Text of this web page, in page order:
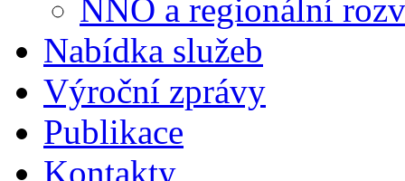
NNO a regionální
Nabídka služeb
Výroční zprávy
Publikace
Kontakty